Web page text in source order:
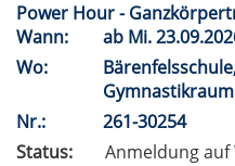
Power Hour -
Wann:
ab Mi.
Wo:
Gymnastikraum
Nr.:
261-30254
Status:
Anmeldung